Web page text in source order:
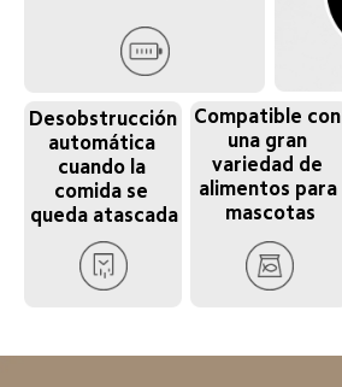
Desobstrucción
automática
cuando la
comida se
queda atascada
Compatible con
una gran
variedad de
alimentos para
mascotas